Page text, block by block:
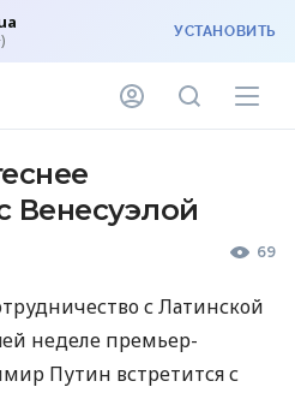
УСТАНОВИТЬ
Венесуэлой
69
с Латинской
неделе премьер-
Путин встретится с